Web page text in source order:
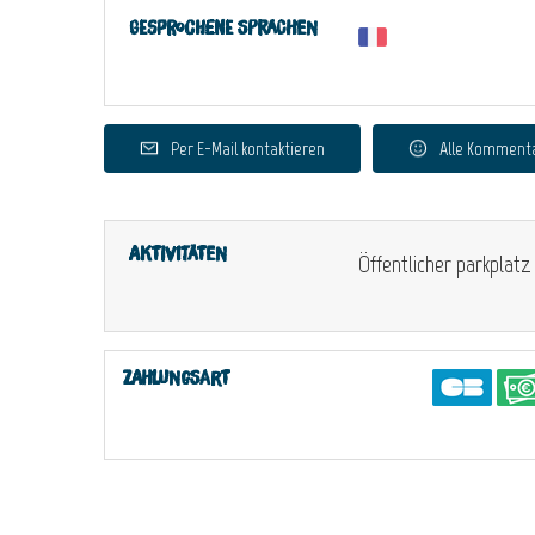
Gesprochene Sprachen
Per E-Mail kontaktieren Alle
Aktivitäten Öffentlicher parkplatz
Zahlungsart